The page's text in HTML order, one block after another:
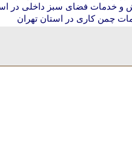
و خدمات فضای سبز داخلی در
چمن کاری در استان تهران